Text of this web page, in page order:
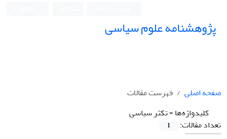
پژوهشنامه علوم سیاسی
صفحه اصلی
فهرست مقالات
کلیدواژه‌ها =تکثر سیاسی
تعداد مقالات:
1